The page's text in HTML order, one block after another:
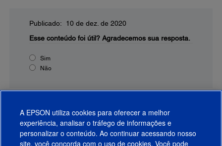
Publicado: 10 de dez. de 2020
Esse conteúdo foi útil? Agradecemos sua resposta.
Sim
Não
A EPSON utiliza cookies para oferecer a melhor
experiência, analisar o tráfego de informações e
personalizar o conteúdo. Ao continuar acessando nosso
site, você concorda com o uso de cookies. Você pode